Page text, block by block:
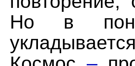
Но в